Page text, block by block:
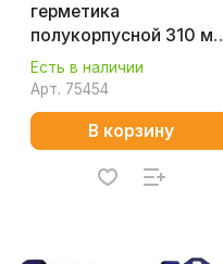
герметика
полукорпусной 310 мл
КОБАЛЬТ 243-981
Есть в наличии
Арт. 75454
В корзину